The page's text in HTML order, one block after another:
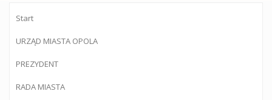
Start
URZĄD MIASTA OPOLA
PREZYDENT
RADA MIASTA